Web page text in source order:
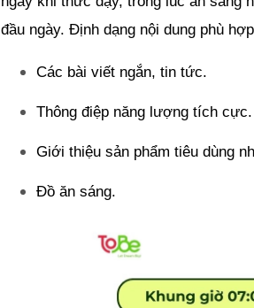
đầu ngày. Định dạng nội dung phù
Các bài viết ngắn, tin tức.
Thông điệp năng lượng tích cực.
Giới thiệu sản phẩm tiêu dùng
Đồ ăn sáng.